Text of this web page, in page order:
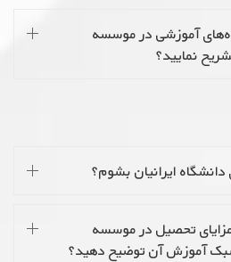
آموزشی در موسسه
نمایید؟
ایرانیان بشوم؟
تحصیل در موسسه